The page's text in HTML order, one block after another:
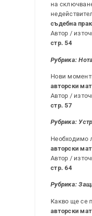
на
съдебна
Автор /
стр. 54
Рубрика:
Нови
авторски
Автор /
стр. 57
Рубрика:
Необходимо
авторски
Автор /
стр. 64
Рубрика:
Какво ще се
авторски